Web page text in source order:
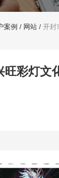
案例 / 网站 / 开封
旺彩灯文